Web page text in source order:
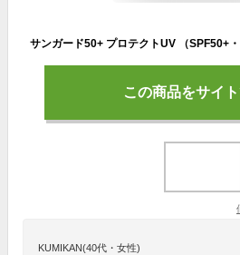
この商品をサイ
KUMIKAN(40代・女性)